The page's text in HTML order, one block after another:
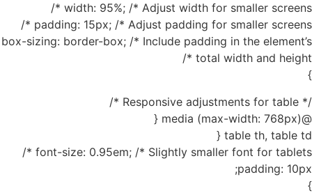
width: 95%; /* Adjust width for smaller screens */
padding: 15px; /* Adjust padding for smaller screens */
box-sizing: border-box; /* Include padding in the element’s
total width and height */
}
/* Responsive adjustments for table */
@media (max-width: 768px) {
table th, table td {
font-size: 0.95em; /* Slightly smaller font for tablets */
padding: 10px;
}